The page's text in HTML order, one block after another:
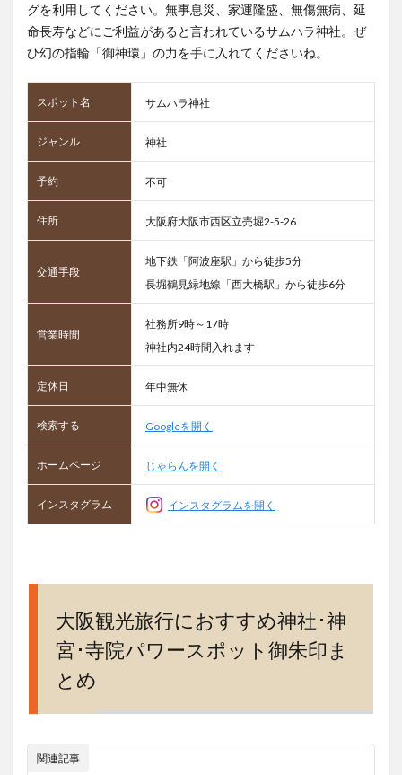
グを利用してください。無事息災、家運隆盛、無傷無病、延
命長寿などにご利益があると言われているサムハラ神社。ぜ
ひ幻の指輪「御神環」の力を手に入れてくださいね。
スポット名 サムハラ神社
ジャンル 神社
予約 不可
住所 大阪府大阪市西区立売堀2-5-26
交通手段
地下鉄「阿波座駅」から徒歩5分
長堀鶴見緑地線「西大橋駅」から徒歩6分
営業時間
社務所9時～17時
神社内24時間入れます
定休日 年中無休
検索する Googleを開く
ホームページ じゃらんを開く
インスタグラム インスタグラムを開く
大阪観光旅行におすすめ神社･神
宮･寺院パワースポット御朱印ま
とめ
関連記事